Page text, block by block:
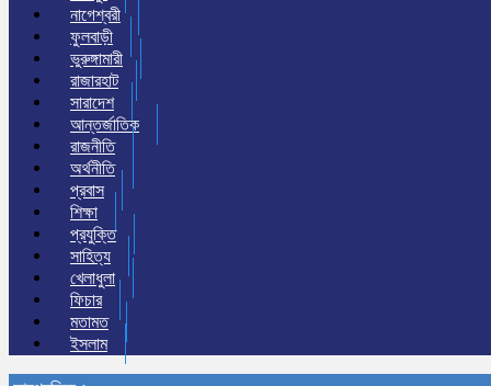
নাগেশ্বরী
ফুলবাড়ী
ভুরুঙ্গামারী
রাজারহাট
সারাদেশ
আন্তর্জাতিক
রাজনীতি
অর্থনীতি
প্রবাস
শিক্ষা
প্রযুক্তি
সাহিত্য
খেলাধুলা
ফিচার
মতামত
ইসলাম